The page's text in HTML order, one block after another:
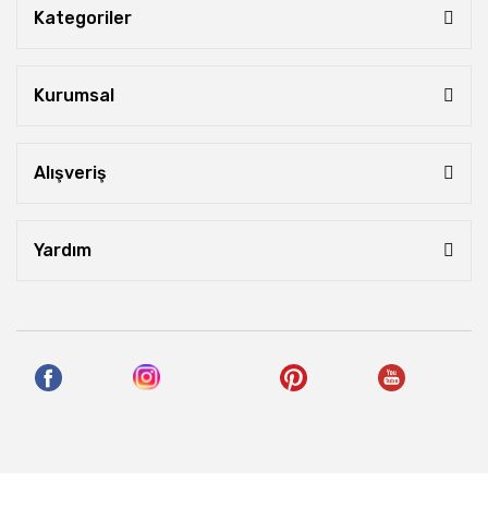
Kategoriler
Kurumsal
Alışveriş
Yardım